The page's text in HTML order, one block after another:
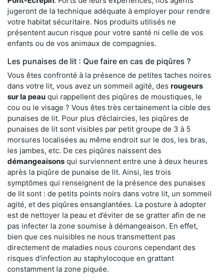
jugeront de la technique adéquate à employer pour rendre
votre habitat sécuritaire. Nos produits utilisés ne
présentent aucun risque pour votre santé ni celle de vos
enfants ou de vos animaux de compagnies.
Les punaises de lit : Que faire en cas de piqûres ?
Vous êtes confronté à la présence de petites taches noires
dans votre lit, vous avez un sommeil agité, des rougeurs
sur la peau qui rappellent des piqûres de moustiques, le
cou ou le visage ? Vous êtes très certainement la cible des
punaises de lit. Pour plus d’éclaircies, les piqûres de
punaises de lit sont visibles par petit groupe de 3 à 5
morsures localisées au même endroit sur le dos, les bras,
les jambes, etc. De ces piqûres naissent des
démangeaisons qui surviennent entre une à deux heures
après la piqûre de punaise de lit. Ainsi, les trois
symptômes qui renseignent de la présence des punaises
de lit sont : de petits points noirs dans votre lit, un sommeil
agité, et des piqûres ensanglantées. La posture à adopter
est de nettoyer la peau et d’éviter de se gratter afin de ne
pas infecter la zone soumise à démangeaison. En effet,
bien que ces nuisibles ne nous transmettent pas
directement de maladies nous courons cependant des
risques d’infection au staphylocoque en grattant
constamment la zone piquée.